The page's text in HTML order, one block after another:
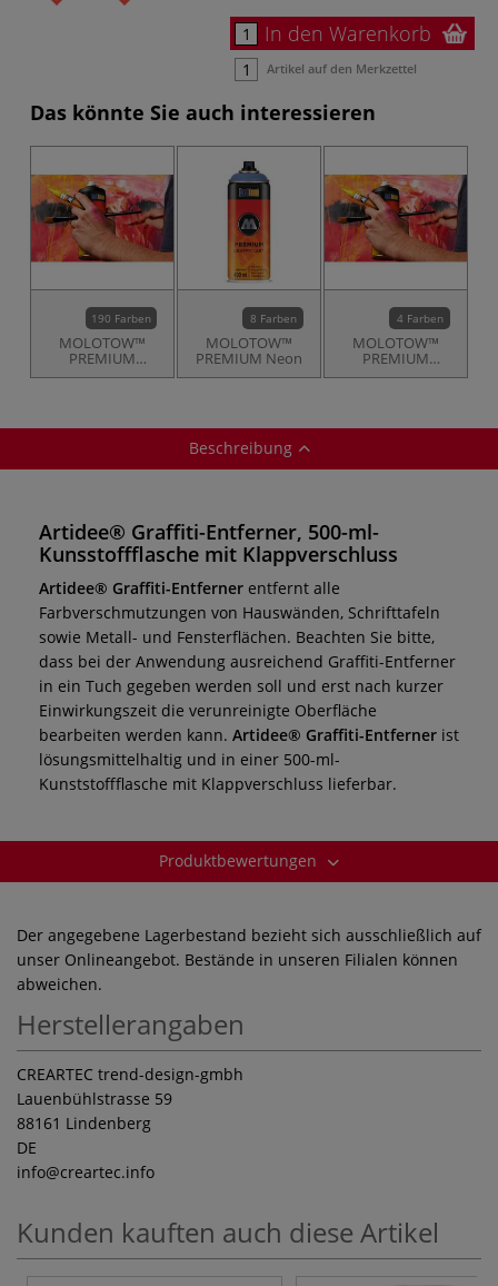
In den Warenkorb
Artikel auf den Merkzettel
Das könnte Sie auch interessieren
190 Farben
MOLOTOW™
PREMIUM
Künstler-
8 Farben
MOLOTOW™
PREMIUM Neon
4 Farben
MOLOTOW™
PREMIUM
Transparent
Beschreibung
Artidee® Graffiti-Entferner, 500-ml-
Kunsstoffflasche mit Klappverschluss
Artidee® Graffiti-Entferner entfernt alle
Farbverschmutzungen von Hauswänden, Schrifttafeln
sowie Metall- und Fensterflächen. Beachten Sie bitte,
dass bei der Anwendung ausreichend Graffiti-Entferner
in ein Tuch gegeben werden soll und erst nach kurzer
Einwirkungszeit die verunreinigte Oberfläche
bearbeiten werden kann. Artidee® Graffiti-Entferner ist
lösungsmittelhaltig und in einer 500-ml-
Kunststoffflasche mit Klappverschluss lieferbar.
Produktbewertungen
Der angegebene Lagerbestand bezieht sich ausschließlich auf
unser Onlineangebot. Bestände in unseren Filialen können
abweichen.
Herstellerangaben
CREARTEC trend-design-gmbh
Lauenbühlstrasse 59
88161 Lindenberg
DE
info@creartec.info
Kunden kauften auch diese Artikel